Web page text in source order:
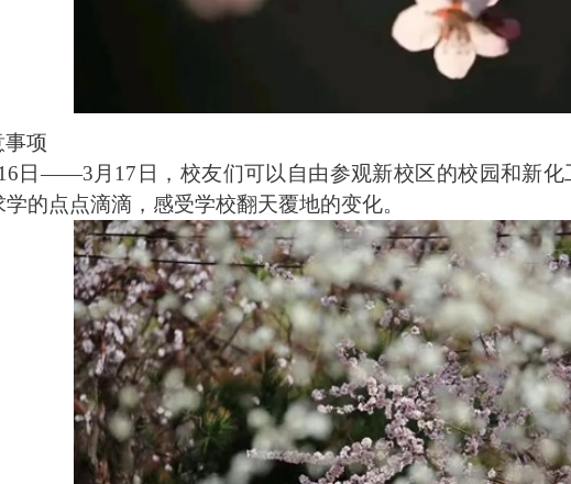
事项
日——3月17日，校友们可以自由参观新校区的校园和新化
的点点滴滴，感受学校翻天覆地的变化。